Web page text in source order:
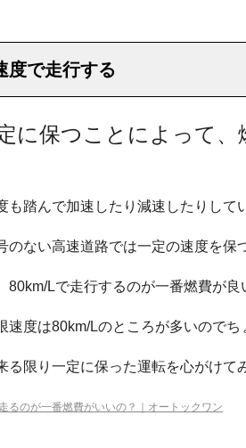
度で走行する
に保つことによって
も踏んで加速したり減速したりして
のない高速道路では一定の速度を保
80km/Lで走行するのが一番燃費が良
速度は80km/Lのところが多いのでち
る限り一定に保った運転を心がけて
るのが一番燃費がいいの？｜オートックワン